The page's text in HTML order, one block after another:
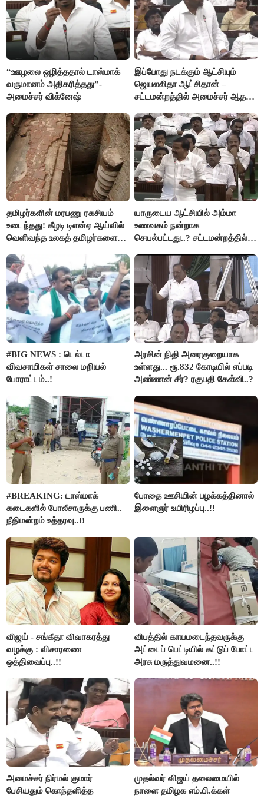
“ஊழலை ஒழித்ததால் டாஸ்மாக்
வருமானம் அதிகரித்தது”-
அமைச்சர் விக்னேஷ்
இப்போது நடக்கும் ஆட்சியும்
ஜெயலலிதா ஆட்சிதான் –
சட்டமன்றத்தில் அமைச்சர் ஆதவ்
தமிழர்களின் மரபணு ரகசியம்
உடைந்தது! கீழடி டிஎன்ஏ ஆய்வில்
வெளிவந்த உலகத் தமிழர்களை
யாருடைய ஆட்சியில் அம்மா
உணவகம் நன்றாக
செயல்பட்டது..? சட்டமன்றத்தில்
#BIG NEWS : டெல்டா
விவசாயிகள் சாலை மறியல்
போராட்டம்..!
அரசின் நிதி அரைகுறையாக
உள்ளது... ரூ.832 கோடியில் எப்படி
அண்ணன் சீர்? ரகுபதி கேள்வி..?
#BREAKING: டாஸ்மாக்
கடைகளில் போலீசாருக்கு பணி..
நீதிமன்றம் உத்தரவு..!!
போதை ஊசியின் பழக்கத்தினால்
இளைஞர் உயிரிழப்பு..!!
விஜய் - சங்கீதா விவாகரத்து
வழக்கு : விசாரணை
ஒத்திவைப்பு..!!
விபத்தில் காயமடைந்தவருக்கு
அட்டைப் பெட்டியில் கட்டுப் போட்ட
அரசு மருத்துவமனை..!!
அமைச்சர் நிர்மல் குமார்
பேசியதும் கொந்தளித்த
முதல்வர் விஜய் தலைமையில்
நாளை தமிழக எம்.பி.க்கள்